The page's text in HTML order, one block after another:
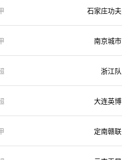
石家庄功夫
南京城市
浙江队
大连英博
定南赣联